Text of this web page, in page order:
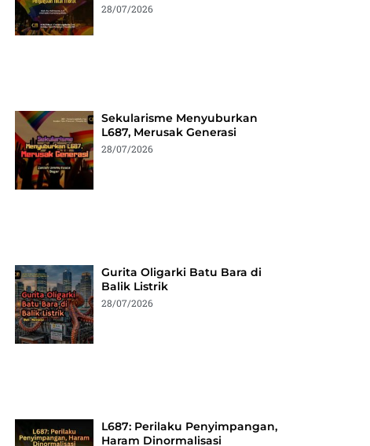
28/07/2026
Sekularisme Menyuburkan
L687, Merusak Generasi
28/07/2026
Gurita Oligarki Batu Bara di
Balik Listrik
28/07/2026
L687: Perilaku Penyimpangan,
Haram Dinormalisasi